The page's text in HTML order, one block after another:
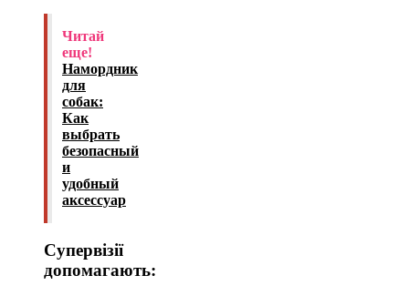
Читай
еще!
Намордник
для
собак:
Как
выбрать
безопасный
и
удобный
аксессуар
Супервізії
допомагають: